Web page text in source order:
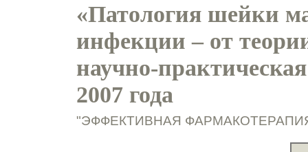
«Патология шейки
инфекции – от
научно-
2007 года
"ЭФФЕКТИВНАЯ ФАРМАКОТЕРАПИЯ.